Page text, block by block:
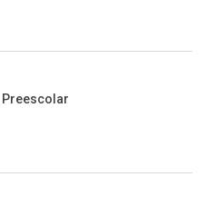
Preescolar